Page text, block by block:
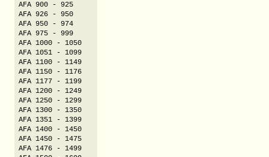
AFA 900 - 925
AFA 926 - 950
AFA 950 - 974
AFA 975 - 999
AFA 1000 - 1050
AFA 1051 - 1099
AFA 1100 - 1149
AFA 1150 - 1176
AFA 1177 - 1199
AFA 1200 - 1249
AFA 1250 - 1299
AFA 1300 - 1350
AFA 1351 - 1399
AFA 1400 - 1450
AFA 1450 - 1475
AFA 1476 - 1499